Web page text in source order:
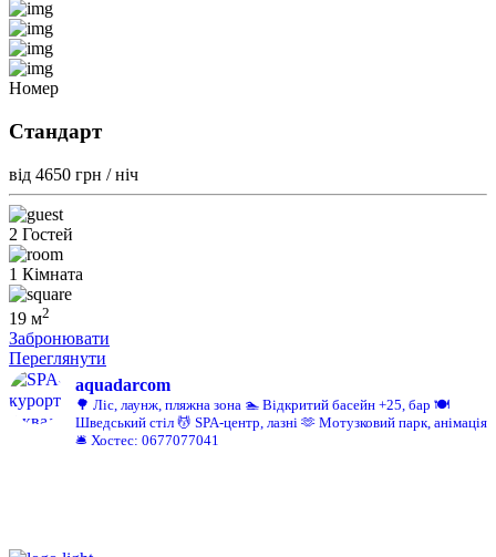
Номер
Стандарт
від 4650 грн / ніч
2 Гостей
1 Кімната
19 м2
Забронювати
Переглянути
aquadarcom
🌳 Ліс, лаунж, пляжна зона 🏊 Відкритий басейн +25, бар 🍽️
Шведський стіл 💆 SPA-центр, лазні 🫶 Мотузковий парк, анімація
🛎️ Хостес: 0677077041